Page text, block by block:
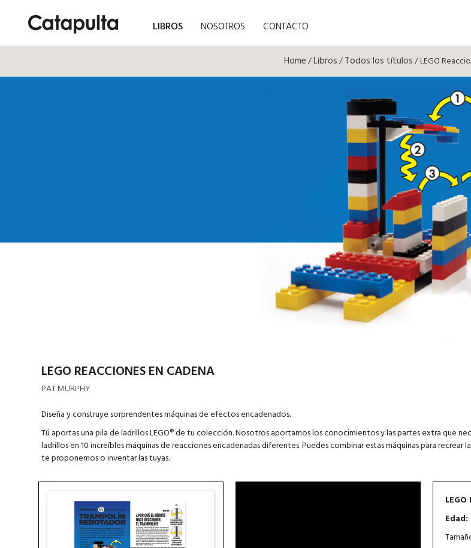
LIBROS NOSOTROS CONTACTO
Home/Libros/Todos los títulos/ LEGO
LEGO REACCIONES EN CADENA
PAT MURPHY
Diseña y construye sorprendentes máquinas de efectos encadenados.
Tú aportas una pila de ladrillos LEGO® de tu colección. Nosotros aportamos los conocimientos y las partes extra que
ladrillos en 10 increíbles máquinas de reacciones encadenadas diferentes. Puedes combinar estas máquinas para recrear
te proponemos o inventar las tuyas.
Edad: